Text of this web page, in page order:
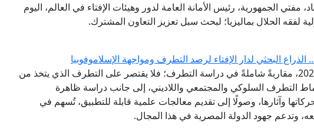
مفتي الجمهورية، رئيس الأمانة العامة لدور وهيئات الإفتاء في العالم، اليوم
لفقه الحلال بماليزيا؛ لبحث سبل تعزيز التعاون المشترك.
البحثي لدار الإفتاء لرصد التطرف ومواجهة الإسلاموفوبيا
ويتبنى المركز، الذي أُنشئ عام 2020، مقاربةً شاملةً في دراسة التطرف؛ فلا يقتصر على التطرف الذي يتخذ من
التطرف السلوكي والمجتمعي واللاديني، إلى جانب دراسة ظاهرة
وآثارها، وصولًا إلى تقديم معالجات علمية قابلة للتطبيق، تُسهم في
وتدعم جهود الدولة المصرية في هذا المجال.